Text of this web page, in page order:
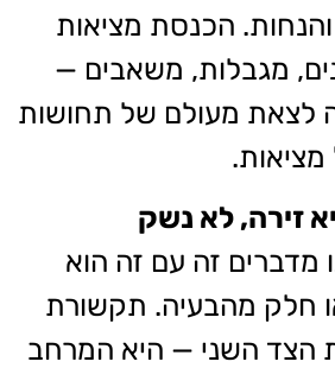
והנחות. הכנסת מציאות
מגבלות, משאבים —
לצאת מעולם של תחושות
זירה, לא נשק
מדברים זה עם זה הוא
חלק מהבעיה. תקשורת
הצד השני — היא המרחב